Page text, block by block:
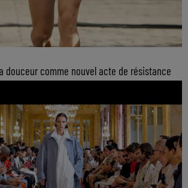
douceur comme nouvel acte de résistance